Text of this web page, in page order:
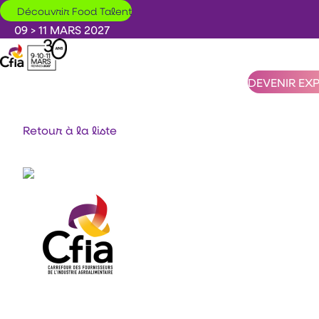
Aller au contenu principal
Découvrir Food Talent
09 > 11 MARS 2027
DEVENIR
Retour à la liste